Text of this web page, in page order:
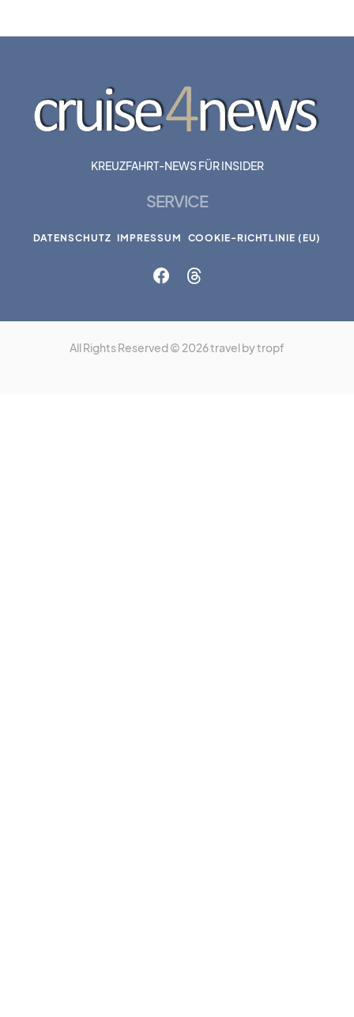
KREUZFAHRT-NEWS FÜR INSIDER
SERVICE
DATENSCHUTZ IMPRESSUM COOKIE-RICHTLINIE (EU)
All Rights Reserved © 2026 travel by tropf